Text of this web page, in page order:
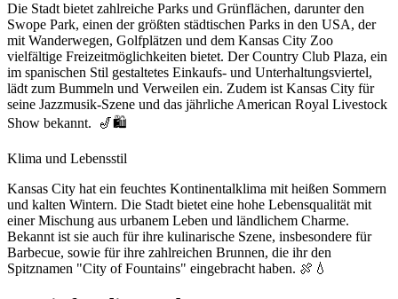
Die Stadt bietet zahlreiche Parks und Grünflächen, darunter den
Swope Park, einen der größten städtischen Parks in den USA, der
mit Wanderwegen, Golfplätzen und dem Kansas City Zoo
vielfältige Freizeitmöglichkeiten bietet. Der Country Club Plaza, ein
im spanischen Stil gestaltetes Einkaufs- und Unterhaltungsviertel,
lädt zum Bummeln und Verweilen ein. Zudem ist Kansas City für
seine Jazzmusik-Szene und das jährliche American Royal Livestock
Show bekannt. 🎷🛍️
Klima und Lebensstil
Kansas City hat ein feuchtes Kontinentalklima mit heißen Sommern
und kalten Wintern. Die Stadt bietet eine hohe Lebensqualität mit
einer Mischung aus urbanem Leben und ländlichem Charme.
Bekannt ist sie auch für ihre kulinarische Szene, insbesondere für
Barbecue, sowie für ihre zahlreichen Brunnen, die ihr den
Spitznamen "City of Fountains" eingebracht haben. 🍖💧